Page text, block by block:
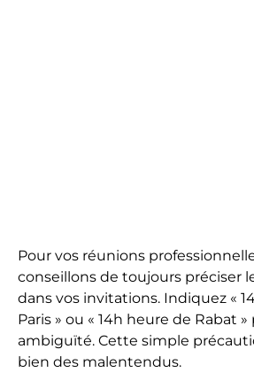
Pour vos réunions
conseillons de toujours préciser
dans vos invitations. Indiquez «
Paris » ou « 14h heure de Rabat
ambiguïté. Cette simple
bien des malentendus.